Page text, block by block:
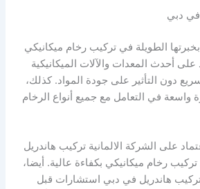
في دبي
بخبرتها الطويلة في تركيب رخام ميكانيكي
على أحدث المعدات والآلات الميكانيكية
دون التأثير على جودة المواد. كذلك،
واسعة في التعامل مع جميع أنواع الرخام
على الشركة الالمانية تركيب هاندريل
رخام ميكانيكي بكفاءة عالية. أيضا،
تركيب هاندريل في دبي استشارات قبل